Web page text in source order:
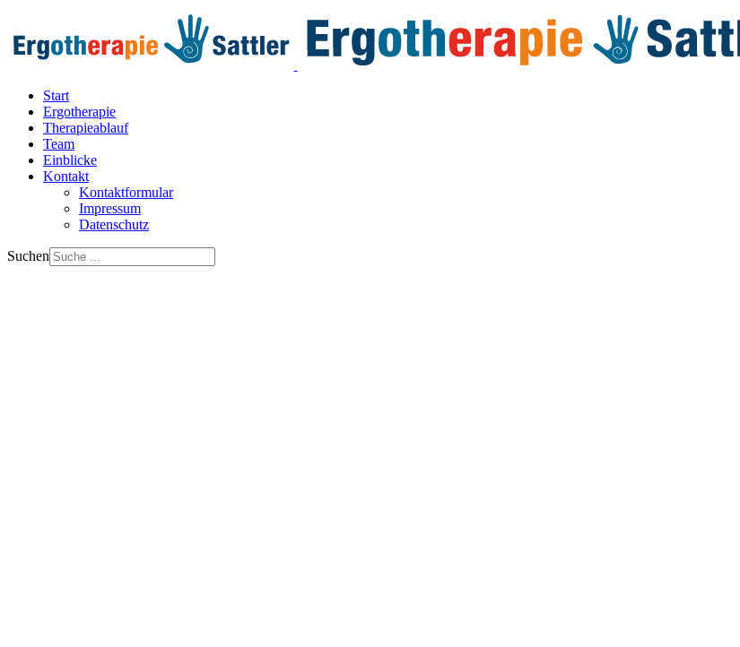
Start
Ergotherapie
Therapieablauf
Team
Einblicke
Kontakt
Kontaktformular
Impressum
Datenschutz
Suchen